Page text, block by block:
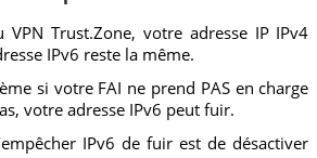
VPN Trust.Zone, votre adresse IP IPv4
IPv6 reste la même.
si votre FAI ne prend PAS en charge
votre adresse IPv6 peut fuir.
IPv6 de fuir est de désactiver